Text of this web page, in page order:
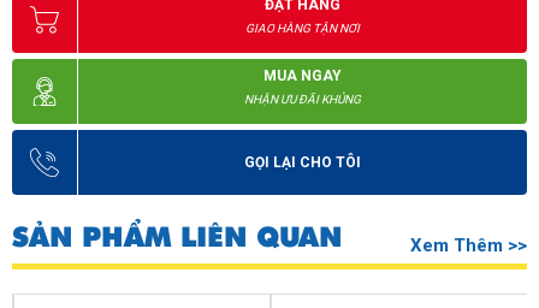
ĐẶT HÀNG
GIAO HÀNG TẬN NƠI
MUA NGAY
NHẬN ƯU ĐÃI KHỦNG
GỌI LẠI CHO TÔI
SẢN PHẨM LIÊN QUAN Xem Thêm >>